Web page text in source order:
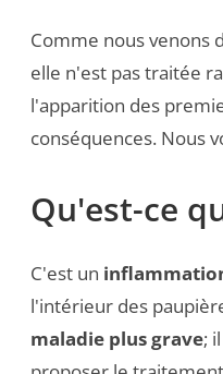
Comme nous venons
elle n'est pas traitée
l'apparition des
conséquences. Nous
Qu'est-ce
C'est un
l'intérieur des
maladie plus grave;